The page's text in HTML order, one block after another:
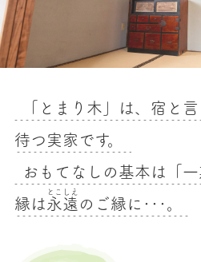
「とまり木」は、宿と
待つ実家です。
おもてなしの基本は「
縁は 永遠
とこしえ
のご縁に･･･。